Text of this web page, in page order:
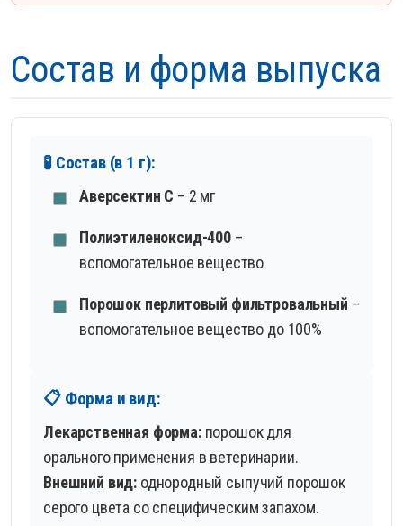
Состав и форма выпуска
🧪 Состав (в 1 г):
Аверсектин С – 2 мг
Полиэтиленоксид-400–
вспомогательное вещество
Порошок перлитовый фильтровальный –
вспомогательное вещество до 100%
📋 Форма и вид:
Лекарственная форма:порошок для
орального применения в ветеринарии.
Внешний вид: однородный сыпучий порошок
серого цвета со специфическим запахом.